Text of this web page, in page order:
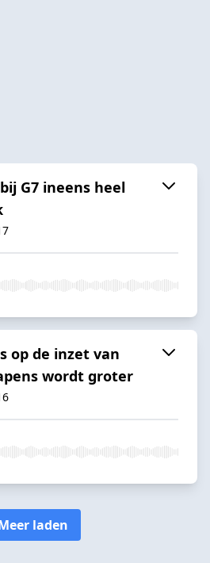
G7 ineens heel
op de inzet van
wordt groter
laden